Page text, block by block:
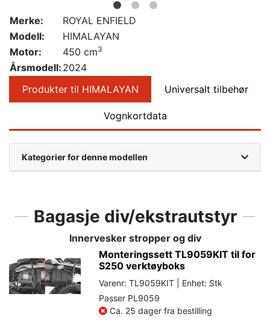
Merke:
ROYAL ENFIELD
Modell:
HIMALAYAN
Motor:
450 cm3
Årsmodell: 2024
Produkter til HIMALAYAN
Universalt tilbehør
Vognkortdata
Kategorier for denne modellen
Bagasje div/ekstrautstyr
Innervesker stropper og div
Monteringssett TL9059KIT til for
S250 verktøyboks
Varenr: TL9059KIT | Enhet: Stk
Passer PL9059
Ca. 25 dager fra bestilling